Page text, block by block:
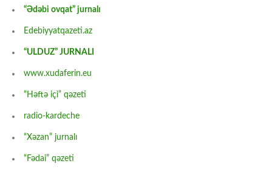
“Ədəbi ovqat” jurnalı
Edebiyyatqazeti.az
“ULDUZ” JURNALI
www.xudaferin.eu
“Həftə içi” qəzeti
radio-kardeche
“Xəzan” jurnalı
“Fədai” qəzeti